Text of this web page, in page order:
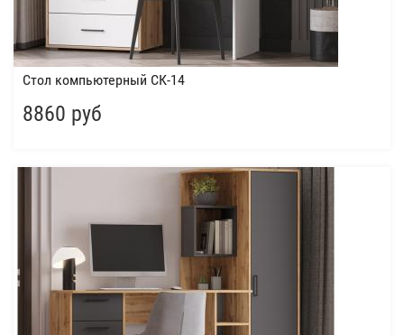
Стол компьютерный СК-14
8860 руб